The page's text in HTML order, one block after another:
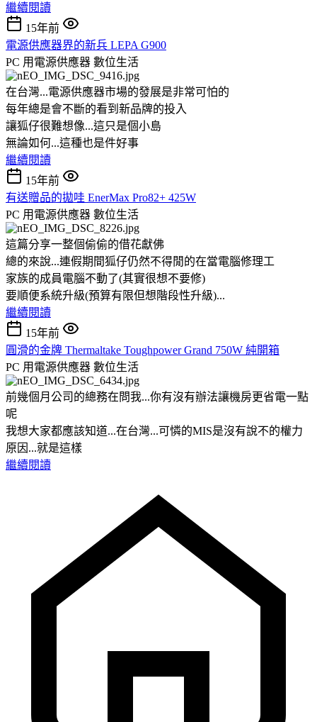
繼續閱讀
15年前
電源供應器界的新兵 LEPA G900
PC 用電源供應器 數位生活
在台灣...電源供應器市場的發展是非常可怕的
每年總是會不斷的看到新品牌的投入
讓狐仔很難想像...這只是個小島
無論如何...這種也是件好事
繼續閱讀
15年前
有送贈品的拋哇 EnerMax Pro82+ 425W
PC 用電源供應器 數位生活
這篇分享一整個偷偷的借花獻佛
總的來說...連假期間狐仔仍然不得閒的在當電腦修理工
家族的成員電腦不動了(其實很想不要修)
要順便系統升級(預算有限但想階段性升級)...
繼續閱讀
15年前
圓滑的金牌 Thermaltake Toughpower Grand 750W 純開箱
PC 用電源供應器 數位生活
前幾個月公司的總務在問我...你有沒有辦法讓機房更省電一點
呢
我想大家都應該知道...在台灣...可憐的MIS是沒有說不的權力
原因...就是這樣
繼續閱讀